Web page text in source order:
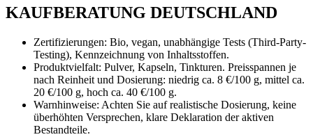
KAUFBERATUNG DEUTSCHLAND
Zertifizierungen: Bio, vegan, unabhängige Tests (Third-Party-
Testing), Kennzeichnung von Inhaltsstoffen.
Produktvielfalt: Pulver, Kapseln, Tinkturen. Preisspannen je
nach Reinheit und Dosierung: niedrig ca. 8 €/100 g, mittel ca.
20 €/100 g, hoch ca. 40 €/100 g.
Warnhinweise: Achten Sie auf realistische Dosierung, keine
überhöhten Versprechen, klare Deklaration der aktiven
Bestandteile.